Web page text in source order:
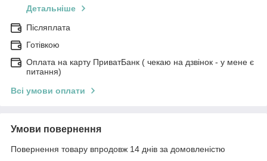
Детальніше
Післяплата
Готівкою
Оплата на карту ПриватБанк ( чекаю на дзвінок - у мене є
питання)
Всі умови оплати
Умови повернення
Повернення товару впродовж 14 днів за домовленістю